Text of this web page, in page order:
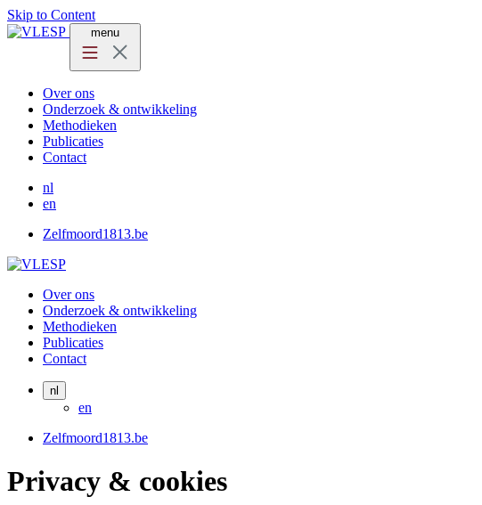
Skip to Content
menu
Over ons
Onderzoek & ontwikkeling
Methodieken
Publicaties
Contact
nl
en
Zelfmoord1813.be
Over ons
Onderzoek & ontwikkeling
Methodieken
Publicaties
Contact
nl
en
Zelfmoord1813.be
Privacy & cookies